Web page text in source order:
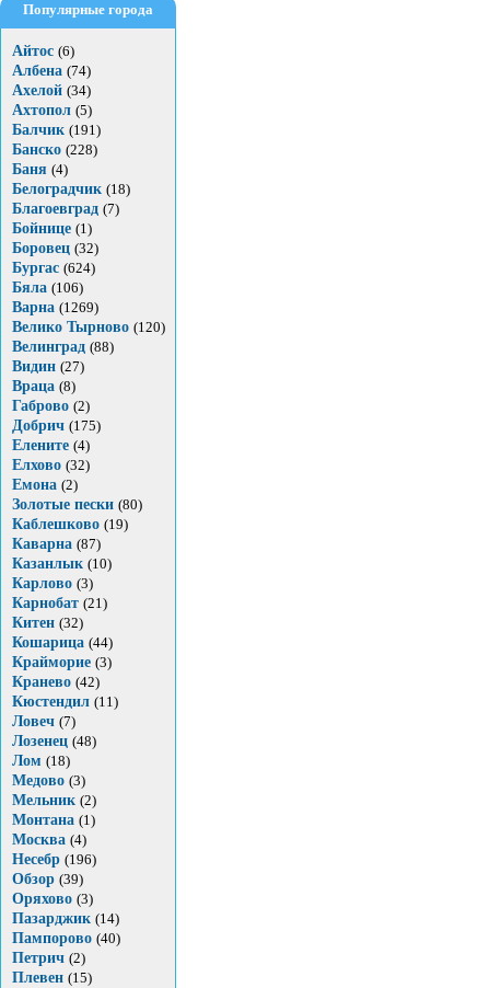
Популярные города
Айтос (6)
Албена (74)
Ахелой (34)
Ахтопол (5)
Балчик (191)
Банско (228)
Баня (4)
Белоградчик (18)
Благоевград (7)
Бойнице (1)
Боровец (32)
Бургас (624)
Бяла (106)
Варна (1269)
Велико Тырново (120)
Велинград (88)
Видин (27)
Враца (8)
Габрово (2)
Добрич (175)
Елените (4)
Елхово (32)
Емона (2)
Золотые пески (80)
Каблешково (19)
Каварна (87)
Казанлык (10)
Карлово (3)
Карнобат (21)
Китен (32)
Кошарица (44)
Крайморие (3)
Кранево (42)
Кюстендил (11)
Ловеч (7)
Лозенец (48)
Лом (18)
Медово (3)
Мельник (2)
Монтана (1)
Москва (4)
Несебр (196)
Обзор (39)
Оряхово (3)
Пазарджик (14)
Пампорово (40)
Петрич (2)
Плевен (15)